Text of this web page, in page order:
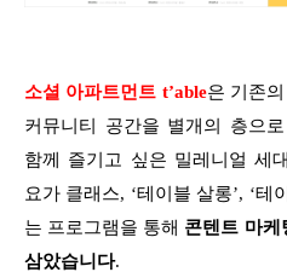
소셜 아파트먼트 t’able은 기존
커뮤니티 공간을 별개의 층으
함께 즐기고 싶은 밀레니얼 세
요가 클래스, ‘테이블 살롱’, ‘테
는 프로그램을 통해 콘텐트 마케
삼았습니다.